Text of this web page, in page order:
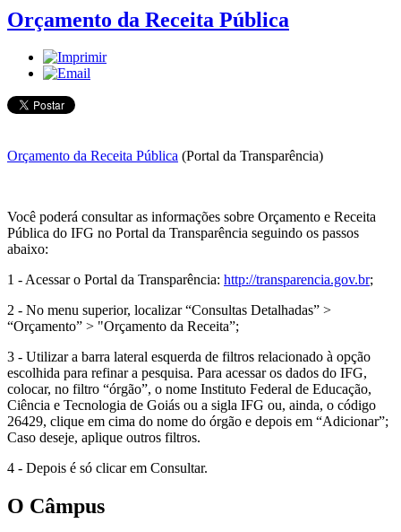
Orçamento da Receita Pública
Orçamento da Receita Pública (Portal da Transparência)
Você poderá consultar as informações sobre Orçamento e Receita
Pública do IFG no Portal da Transparência seguindo os passos
abaixo:
1 - Acessar o Portal da Transparência: http://transparencia.gov.br;
2 - No menu superior, localizar “Consultas Detalhadas” >
“Orçamento” > "Orçamento da Receita”;
3 - Utilizar a barra lateral esquerda de filtros relacionado à opção
escolhida para refinar a pesquisa. Para acessar os dados do IFG,
colocar, no filtro “órgão”, o nome Instituto Federal de Educação,
Ciência e Tecnologia de Goiás ou a sigla IFG ou, ainda, o código
26429, clique em cima do nome do órgão e depois em “Adicionar”;
Caso deseje, aplique outros filtros.
4 - Depois é só clicar em Consultar.
O Câmpus